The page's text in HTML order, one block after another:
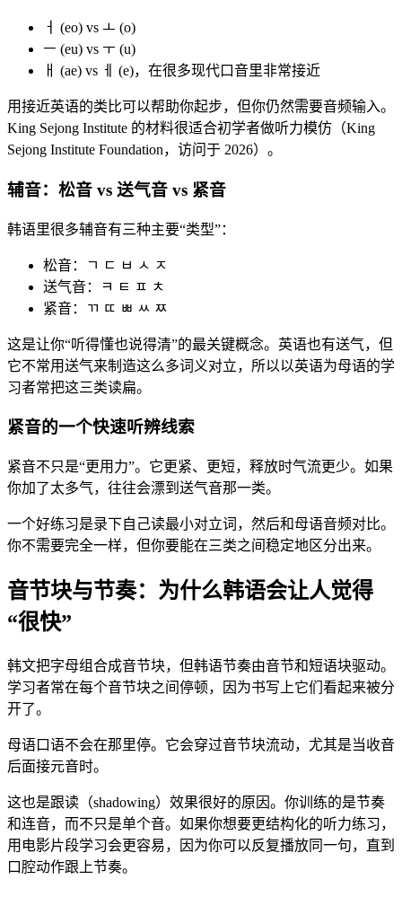
ㅓ (eo) vs ㅗ (o)
ㅡ (eu) vs ㅜ (u)
ㅐ (ae) vs ㅔ (e)，在很多现代口音里非常接近
用接近英语的类比可以帮助你起步，但你仍然需要音频输入。
King Sejong Institute 的材料很适合初学者做听力模仿（King
Sejong Institute Foundation，访问于 2026）。
辅音：松音 vs 送气音 vs 紧音
韩语里很多辅音有三种主要“类型”：
松音：ㄱ ㄷ ㅂ ㅅ ㅈ
送气音：ㅋ ㅌ ㅍ ㅊ
紧音：ㄲ ㄸ ㅃ ㅆ ㅉ
这是让你“听得懂也说得清”的最关键概念。英语也有送气，但
它不常用送气来制造这么多词义对立，所以以英语为母语的学
习者常把这三类读扁。
紧音的一个快速听辨线索
紧音不只是“更用力”。它更紧、更短，释放时气流更少。如果
你加了太多气，往往会漂到送气音那一类。
一个好练习是录下自己读最小对立词，然后和母语音频对比。
你不需要完全一样，但你要能在三类之间稳定地区分出来。
音节块与节奏：为什么韩语会让人觉得
“很快”
韩文把字母组合成音节块，但韩语节奏由音节和短语块驱动。
学习者常在每个音节块之间停顿，因为书写上它们看起来被分
开了。
母语口语不会在那里停。它会穿过音节块流动，尤其是当收音
后面接元音时。
这也是跟读（shadowing）效果很好的原因。你训练的是节奏
和连音，而不只是单个音。如果你想要更结构化的听力练习，
用电影片段学习会更容易，因为你可以反复播放同一句，直到
口腔动作跟上节奏。